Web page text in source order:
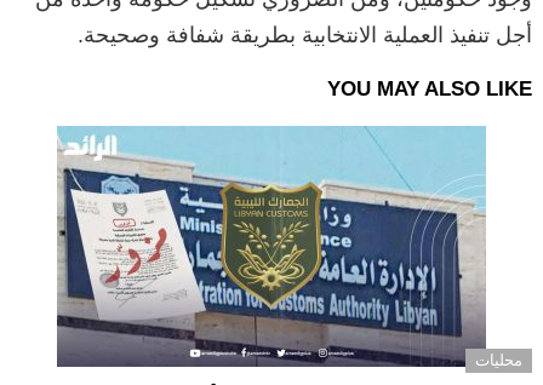
أجل تنفيذ العملية الانتخابية بطريقة شفافة وصحيحة.
YOU MAY ALSO LIKE
محليات